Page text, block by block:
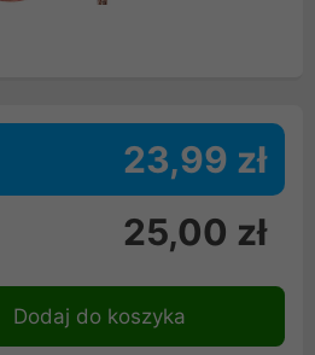
23,99 zł
25,00 zł
Dodaj do koszyka